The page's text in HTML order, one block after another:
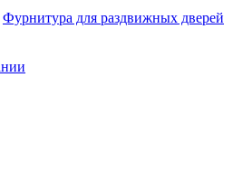
Фурнитура для раздвижных дверей